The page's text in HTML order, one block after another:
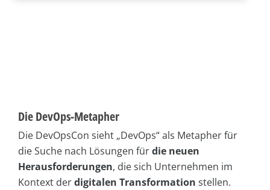
Die DevOps-Metapher
Die DevOpsCon sieht „DevOps“ als Metapher für
die Suche nach Lösungen fürdie neuen
Herausforderungen, die sich Unternehmen im
Kontext derdigitalen Transformation stellen.